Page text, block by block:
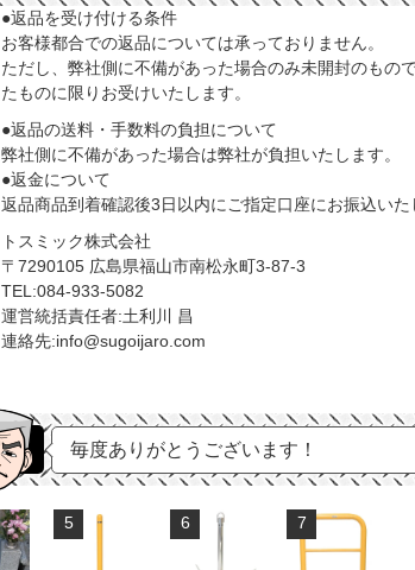
●返品を受け付ける条件
お客様都合での返品については承っておりません。
ただし、弊社側に不備があった場合のみ未開封のもの
たものに限りお受けいたします。
●返品の送料・手数料の負担について
弊社側に不備があった場合は弊社が負担いたします。
●返金について
返品商品到着確認後3日以内にご指定口座にお振込いた
トスミック株式会社
〒7290105 広島県福山市南松永町3-87-3
TEL:084-933-5082
運営統括責任者:土利川 昌
連絡先:info@sugoijaro.com
毎度ありがとうございます！
5 6 7